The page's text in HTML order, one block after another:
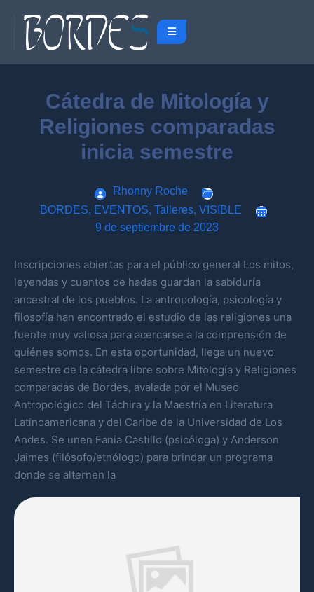
Cátedra de Mitología y
Religiones comparadas
inicia semestre
Rhonny Roche
BORDES, EVENTOS, Talleres, VISIBLE
9 de septiembre de 2023
Inscripciones abiertas para el público general Los mitos,
leyendas y cuentos de hadas guardan la sabiduría
ancestral de los pueblos. La antropología, psicología y
filosofía han encontrado el estudio de las religiones una
fuente muy valiosa para acercarse a la comprensión de
quiénes somos. En esta oportunidad, llega un nuevo
semestre de la cátedra libre sobre Mitología y Religiones
comparadas de Bordes, avalada por el Museo
Antropológico del Táchira y la Maestría en Literatura
Latinoamericana y del Caribe de la Universidad de Los
Andes. Se unen Fania Castillo (psicóloga) y Anderson
Jaimes (filósofo/etnólogo) para brindar un programa
donde se alternen la